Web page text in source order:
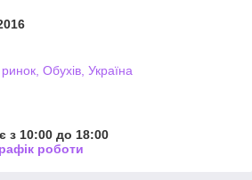
Обухів, Україна
з 10:00 до 18:00
роботи